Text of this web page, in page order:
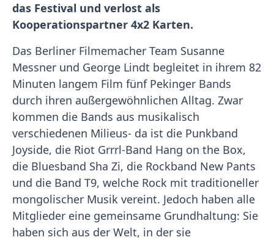
das Festival und verlost als
Kooperationspartner 4x2 Karten.
Das Berliner Filmemacher Team Susanne
Messner und George Lindt begleitet in ihrem 82
Minuten langem Film fünf Pekinger Bands
durch ihren außergewöhnlichen Alltag. Zwar
kommen die Bands aus musikalisch
verschiedenen Milieus- da ist die Punkband
Joyside, die Riot Grrrl-Band Hang on the Box,
die Bluesband Sha Zi, die Rockband New Pants
und die Band T9, welche Rock mit traditioneller
mongolischer Musik vereint. Jedoch haben alle
Mitglieder eine gemeinsame Grundhaltung: Sie
haben sich aus der Welt, in der sie